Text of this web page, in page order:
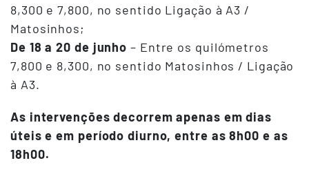
8,300 e 7,800, no sentido Ligação à A3 /
Matosinhos;
De 18 a 20 de junho – Entre os quilómetros
7,800 e 8,300, no sentido Matosinhos / Ligação
à A3.
As intervenções decorrem apenas em dias
úteis e em período diurno, entre as 8h00 e as
18h00.